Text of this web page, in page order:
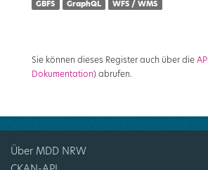
GBFS GraphQL WFS / WMS
Sie können dieses Register auch über die API
Dokumentation) abrufen.
Über MDD NRW